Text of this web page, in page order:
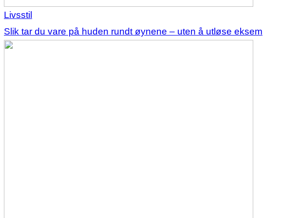
Livsstil
Slik tar du vare på huden rundt øynene – uten å utløse eksem